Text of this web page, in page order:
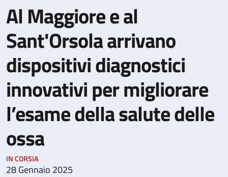
Al Maggiore e al
Sant'Orsola arrivano
dispositivi diagnostici
innovativi per migliorare
l’esame della salute delle
ossa
IN CORSIA
28 Gennaio 2025